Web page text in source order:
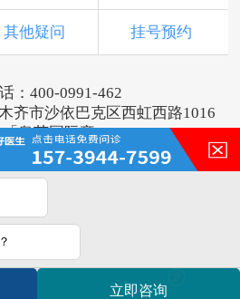
其他疑问 挂号预约
：400-0991-462
齐市沙依巴克区西虹西路1016
奥莱国际旁」
木齐新军都皮肤病医院
16001749号-2
考，不能作为诊断及医疗依
疗时请遵医嘱。如有转载或引
问题，请与我们联系。
立即咨询